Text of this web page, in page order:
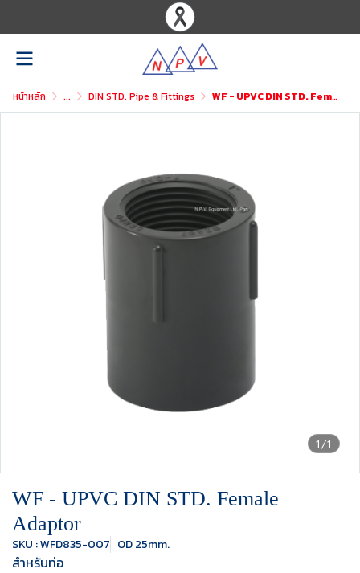
หน้าหลัก ... DIN STD. Pipe & Fittings WF - UPVC DIN STD. Female Adaptor
1/1
WF - UPVC DIN STD. Female
Adaptor
SKU : WFD835-007 OD 25mm.
สำหรับท่อ